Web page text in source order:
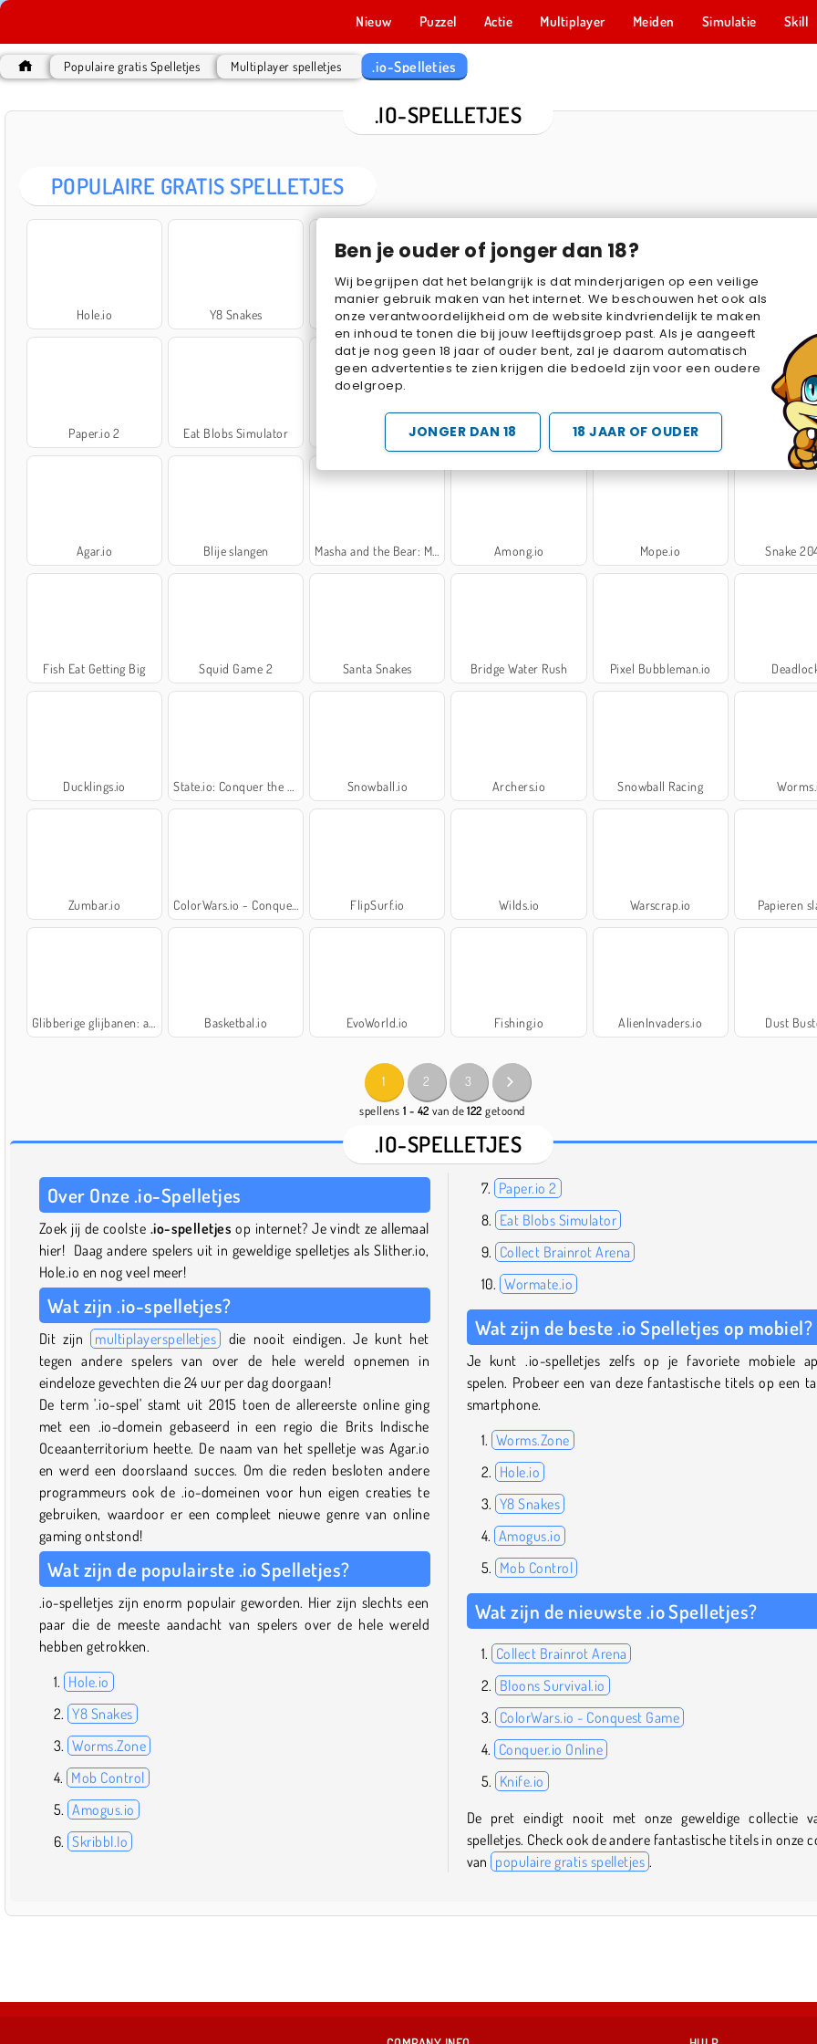
Ben je ouder of jonger dan 18?
Wij begrijpen dat het belangrijk is dat minderjarigen op een veilige
manier gebruik maken van het internet. We beschouwen het ook als
onze verantwoordelijkheid om de website kindvriendelijk te maken
en inhoud te tonen die bij jouw leeftijdsgroep past. Als je aangeeft
dat je nog geen 18 jaar of ouder bent, zal je daarom automatisch
geen advertenties te zien krijgen die bedoeld zijn voor een oudere
doelgroep.
JONGER DAN 18 18 JAAR OF OUDER
Nieuw Puzzel Actie Multiplayer Meiden Simulatie Skill
Populaire gratis Spelletjes Multiplayer spelletjes .io-Spelletjes
.IO-SPELLETJES
POPULAIRE GRATIS SPELLETJES
Hole.io Y8 Snakes Worms.Zone Mob Control Skribbl.Io
Paper.io 2 Eat Blobs Simulator Collect Brainrot Arena Wormate.io Worm Hunt - Snake Game.io Zone Blocky
Agar.io Blije slangen Masha and the Bear: Meadows Among.io Mope.io Snake
Fish Eat Getting Big Squid Game 2 Santa Snakes Bridge Water Rush Pixel Bubbleman.io
Ducklings.io State.io: Conquer the World Snowball.io Archers.io Snowball Racing
Zumbar.io ColorWars.io - Conquest Game FlipSurf.io Wilds.io Warscrap.io Papieren
Glibberige glijbanen: aquapark.io Basketbal.io EvoWorld.io Fishing.io AlienInvaders.io Dust
1 2 3
spellens 1 - 42 van de122 getoond
.IO-SPELLETJES
Over Onze .io-Spelletjes
Zoek jij de coolste .io-spelletjes op internet? Je vindt ze allemaal
hier! Daag andere spelers uit in geweldige spelletjes als Slither.io,
Hole.io en nog veel meer!
Wat zijn .io-spelletjes?
Dit zijn multiplayerspelletjes
die nooit eindigen. Je kunt het
tegen andere spelers van over de hele wereld opnemen in
eindeloze gevechten die 24 uur per dag doorgaan!
De term '.io-spel' stamt uit 2015 toen de allereerste online ging
met een .io-domein gebaseerd in een regio die Brits Indische
Oceaanterritorium heette. De naam van het spelletje was Agar.io
en werd een doorslaand succes. Om die reden besloten andere
programmeurs ook de .io-domeinen voor hun eigen creaties te
gebruiken, waardoor er een compleet nieuwe genre van online
gaming ontstond!
Wat zijn de populairste .io Spelletjes?
.io-spelletjes zijn enorm populair geworden. Hier zijn slechts een
paar die de meeste aandacht van spelers over de hele wereld
hebben getrokken.
Hole.io
Y8 Snakes
Worms.Zone
Mob Control
Amogus.io
Skribbl.Io
Paper.io 2
Eat Blobs Simulator
Collect Brainrot Arena
Wormate.io
Wat zijn de beste .io Spelletjes op mobiel?
Je kunt .io-spelletjes zelfs op je favoriete mobiele
spelen. Probeer een van deze fantastische titels op een
smartphone.
Worms.Zone
Hole.io
Y8 Snakes
Amogus.io
Mob Control
Wat zijn de nieuwste .io Spelletjes?
Collect Brainrot Arena
Bloons Survival.io
ColorWars.io - Conquest Game
Conquer.io Online
Knife.io
De pret eindigt nooit met onze geweldige collectie
spelletjes. Check ook de andere fantastische titels in onze
van populaire gratis spelletjes .